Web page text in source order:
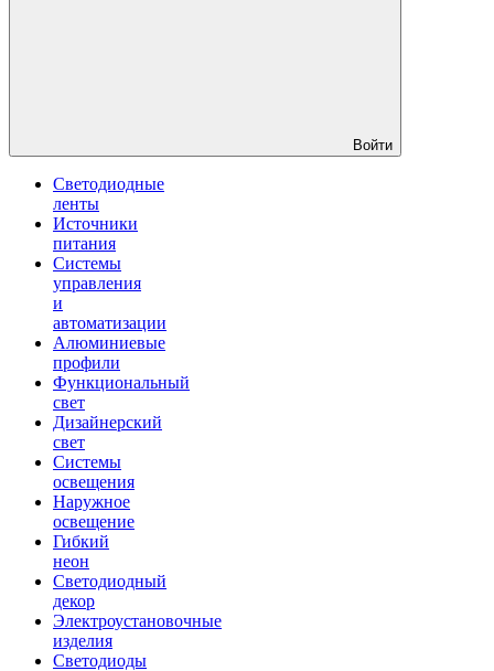
Войти
Светодиодные
ленты
Источники
питания
Системы
управления
и
автоматизации
Алюминиевые
профили
Функциональный
свет
Дизайнерский
свет
Системы
освещения
Наружное
освещение
Гибкий
неон
Светодиодный
декор
Электроустановочные
изделия
Светодиоды